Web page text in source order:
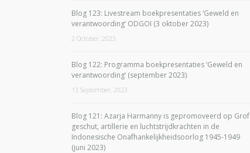
Blog 123: Livestream boekpresentaties ‘Geweld en
verantwoording’ ODGOI (3 oktober 2023)
2 October, 2023
Blog 122: Programma boekpresentaties ‘Geweld en
verantwoording’ (september 2023)
13 September, 2023
Blog 121: Azarja Harmanny is gepromoveerd op Grof
geschut, artillerie en luchtstrijdkrachten in de
Indonesische Onafhankelijkheidsoorlog 1945-1949
(juni 2023)